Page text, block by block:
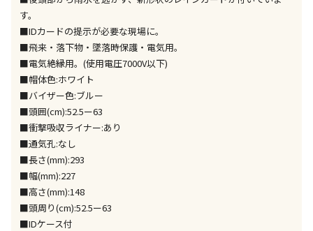
が、ご購入手続きを分けてお買い求めください
※支払い方法の代金引換は選択できません。
※電話注文はできません。
宅配のみでお届けする商品です（店舗受取は選択でき
ません）
同時購入が可能です
午前9時までのご注文確定した商品については、当日に
出荷いたします。
ただし、メーカーの営業日に基づき出荷手続きを行う
ため、通常よりお時間をいただく場合がございます。
また、日曜・祝日や年末年始などの長期休業期間中
は、休業明けからの出荷対応となります。
す。
■IDカードの提示が必要な現場に。
■飛来・落下物・墜落時保護・電気用。
■電気絶縁用。(使用電圧7000V以下)
■帽体色:ホワイト
■バイザー色:ブルー
■頭囲(cm):52.5ー63
■衝撃吸収ライナー:あり
■通気孔:なし
■長さ(mm):293
■幅(mm):227
■高さ(mm):148
■頭周り(cm):52.5ー63
■IDケース付